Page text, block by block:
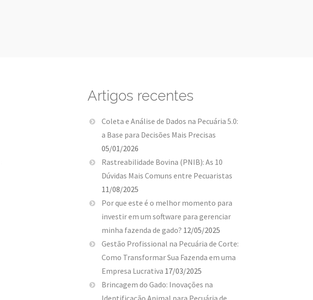
Artigos recentes
Coleta e Análise de Dados na Pecuária 5.0:
a Base para Decisões Mais Precisas
05/01/2026
Rastreabilidade Bovina (PNIB): As 10
Dúvidas Mais Comuns entre Pecuaristas
11/08/2025
Por que este é o melhor momento para
investir em um software para gerenciar
minha fazenda de gado? 12/05/2025
Gestão Profissional na Pecuária de Corte:
Como Transformar Sua Fazenda em uma
Empresa Lucrativa 17/03/2025
Brincagem do Gado: Inovações na
Identificação Animal para Pecuária de